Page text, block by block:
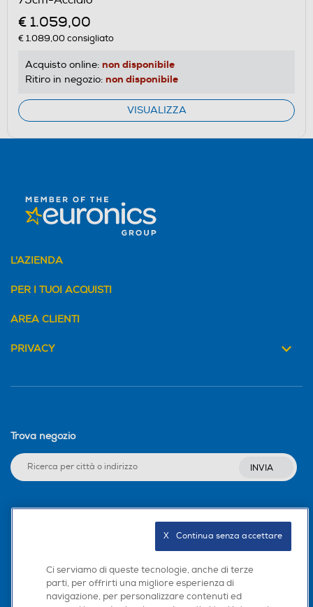
€ 1.059,00
€ 1.089,00consigliato
Acquisto online: non disponibile
Ritiro in negozio: non disponibile
VISUALIZZA
L'AZIENDA
PER I TUOI ACQUISTI
AREA CLIENTI
PRIVACY
Trova negozio
INVIA
Scarica la nostra app
Ci serviamo di queste tecnologie, anche di terze
parti, per offrirti una migliore esperienza di
navigazione, per personalizzare contenuti ed
X   Continua senza accettare